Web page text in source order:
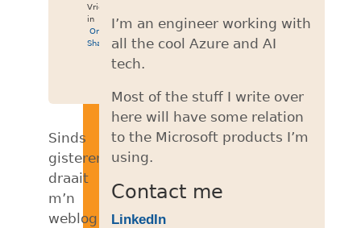
Vries
in
Orchard,
SharePoint
Sinds
gisteren
draait
m’n
weblog
I’m an engineer working with
all the cool Azure and AI
tech.
Most of the stuff I write over
here will have some relation
to the Microsoft products I’m
using.
Contact me
LinkedIn